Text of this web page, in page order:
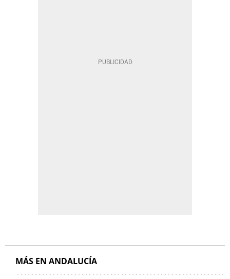
MÁS EN ANDALUCÍA